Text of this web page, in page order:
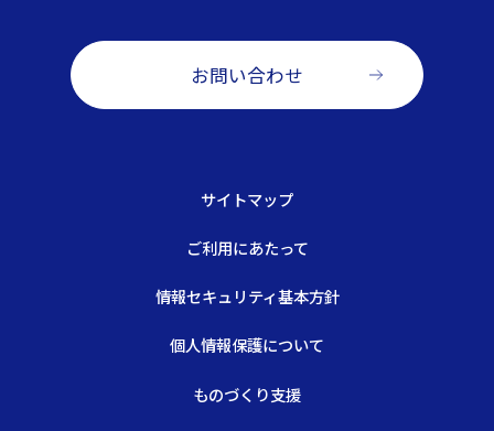
サイトマップ
ご利用にあたって
情報セキュリティ基本方針
個人情報保護について
ものづくり支援
お問い合わせ